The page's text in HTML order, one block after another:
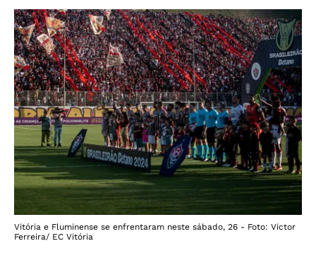
Vitória e Fluminense se enfrentaram neste sábado, 26 - Foto: Victor
Ferreira/ EC Vitória